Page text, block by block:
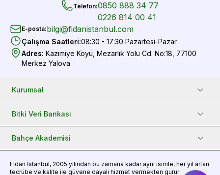
Telefon:0850 888 34 77
0226 814 00 41
E-posta:bilgi@fidanistanbul.com
Çalışma Saatleri:08:30 - 17:30 Pazartesi-Pazar
Adres: Kazımiye Köyü, Mezarlık Yolu Cd. No:18, 77100
Merkez Yalova
Kurumsal
Bitki Veri Bankası
Bahçe Akademisi
Fidan İstanbul, 2005 yılından bu zamana kadar aynı isimle, her yıl artan
tecrübe ve kalite ile güvene dayalı hizmet vermekten gurur